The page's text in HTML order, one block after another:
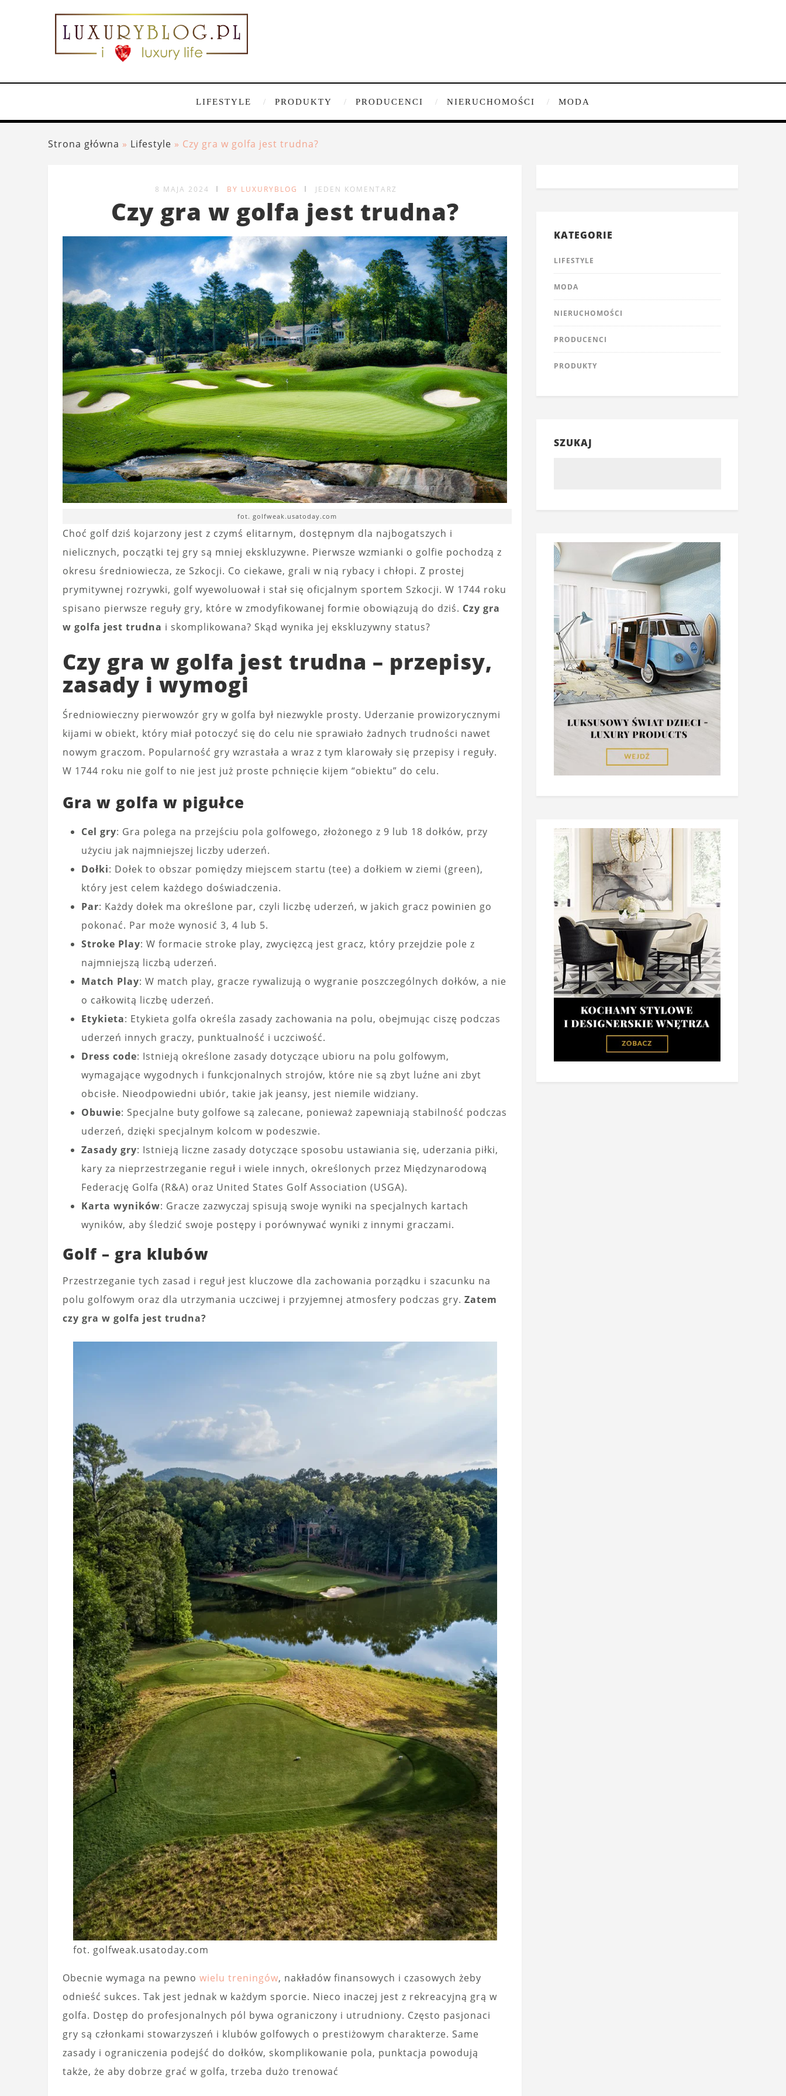
LIFESTYLE PRODUKTY PRODUCENCI NIERUCHOMOŚCI MODA
Strona główna » Lifestyle » Czy gra w golfa jest trudna?
8 MAJA 2024 BY LUXURYBLOG JEDEN KOMENTARZ
Czy gra w golfa jest trudna?
fot. golfweak.usatoday.com
Choć golf dziś kojarzony jest z czymś elitarnym, dostępnym dla najbogatszych i
nielicznych, początki tej gry są mniej ekskluzywne. Pierwsze wzmianki o golfie pochodzą z
okresu średniowiecza, ze Szkocji. Co ciekawe, grali w nią rybacy i chłopi. Z prostej
prymitywnej rozrywki, golf wyewoluował i stał się oficjalnym sportem Szkocji. W 1744 roku
spisano pierwsze reguły gry, które w zmodyfikowanej formie obowiązują do dziś. Czy gra
w golfa jest trudna i skomplikowana? Skąd wynika jej ekskluzywny status?
Czy gra w golfa jest trudna – przepisy,
zasady i wymogi
Średniowieczny pierwowzór gry w golfa był niezwykle prosty. Uderzanie prowizorycznymi
kijami w obiekt, który miał potoczyć się do celu nie sprawiało żadnych trudności nawet
nowym graczom. Popularność gry wzrastała a wraz z tym klarowały się przepisy i reguły.
W 1744 roku nie golf to nie jest już proste pchnięcie kijem “obiektu” do celu.
Gra w golfa w pigułce
Cel gry: Gra polega na przejściu pola golfowego, złożonego z 9 lub 18 dołków, przy
użyciu jak najmniejszej liczby uderzeń.
Dołki: Dołek to obszar pomiędzy miejscem startu (tee) a dołkiem w ziemi (green),
który jest celem każdego doświadczenia.
Par: Każdy dołek ma określone par, czyli liczbę uderzeń, w jakich gracz powinien go
pokonać. Par może wynosić 3, 4 lub 5.
Stroke Play: W formacie stroke play, zwycięzcą jest gracz, który przejdzie pole z
najmniejszą liczbą uderzeń.
Match Play: W match play, gracze rywalizują o wygranie poszczególnych dołków, a nie
o całkowitą liczbę uderzeń.
Etykieta: Etykieta golfa określa zasady zachowania na polu, obejmując ciszę podczas
uderzeń innych graczy, punktualność i uczciwość.
Dress code: Istnieją określone zasady dotyczące ubioru na polu golfowym,
wymagające wygodnych i funkcjonalnych strojów, które nie są zbyt luźne ani zbyt
obcisłe. Nieodpowiedni ubiór, takie jak jeansy, jest niemile widziany.
Obuwie: Specjalne buty golfowe są zalecane, ponieważ zapewniają stabilność podczas
uderzeń, dzięki specjalnym kolcom w podeszwie.
Zasady gry: Istnieją liczne zasady dotyczące sposobu ustawiania się, uderzania piłki,
kary za nieprzestrzeganie reguł i wiele innych, określonych przez Międzynarodową
Federację Golfa (R&A) oraz United States Golf Association (USGA).
Karta wyników: Gracze zazwyczaj spisują swoje wyniki na specjalnych kartach
wyników, aby śledzić swoje postępy i porównywać wyniki z innymi graczami.
Golf – gra klubów
Przestrzeganie tych zasad i reguł jest kluczowe dla zachowania porządku i szacunku na
polu golfowym oraz dla utrzymania uczciwej i przyjemnej atmosfery podczas gry. Zatem
czy gra w golfa jest trudna?
fot. golfweak.usatoday.com
Obecnie wymaga na pewno wielu treningów, nakładów finansowych i czasowych żeby
odnieść sukces. Tak jest jednak w każdym sporcie. Nieco inaczej jest z rekreacyjną grą w
golfa. Dostęp do profesjonalnych pól bywa ograniczony i utrudniony. Często pasjonaci
gry są członkami stowarzyszeń i klubów golfowych o prestiżowym charakterze. Same
zasady i ograniczenia podejść do dołków, skomplikowanie pola, punktacja powodują
także, że aby dobrze grać w golfa, trzeba dużo trenować
KATEGORIE
LIFESTYLE
MODA
NIERUCHOMOŚCI
PRODUCENCI
PRODUKTY
SZUKAJ